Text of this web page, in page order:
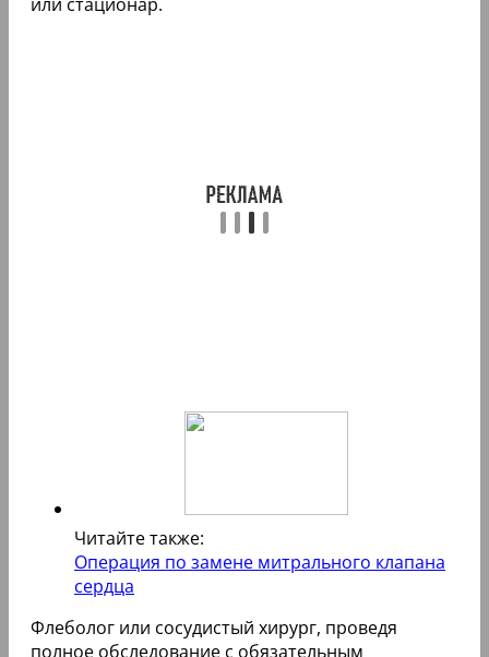
или стационар.
Читайте также:
Операция по замене митрального клапана
сердца
Флеболог или сосудистый хирург, проведя
полное обследование с обязательным